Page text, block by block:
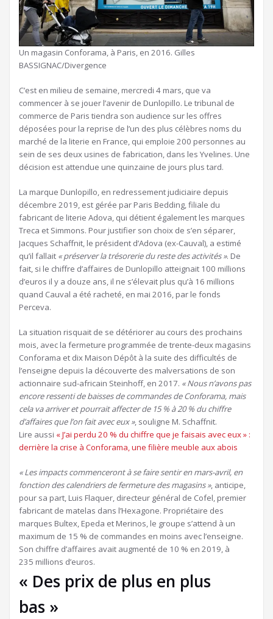
Un magasin Conforama, à Paris, en 2016. Gilles
BASSIGNAC/Divergence
C’est en milieu de semaine, mercredi 4 mars, que va
commencer à se jouer l’avenir de Dunlopillo. Le tribunal de
commerce de Paris tiendra son audience sur les offres
déposées pour la reprise de l’un des plus célèbres noms du
marché de la literie en France, qui emploie 200 personnes au
sein de ses deux usines de fabrication, dans les Yvelines. Une
décision est attendue une quinzaine de jours plus tard.
La marque Dunlopillo, en redressement judiciaire depuis
décembre 2019, est gérée par Paris Bedding, filiale du
fabricant de literie Adova, qui détient également les marques
Treca et Simmons. Pour justifier son choix de s’en séparer,
Jacques Schaffnit, le président d’Adova (ex-Cauval), a estimé
qu’il fallait « préserver la trésorerie du reste des activités ». De
fait, si le chiffre d’affaires de Dunlopillo atteignait 100 millions
d’euros il y a douze ans, il ne s’élevait plus qu’à 16 millions
quand Cauval a été racheté, en mai 2016, par le fonds
Perceva.
La situation risquait de se détériorer au cours des prochains
mois, avec la fermeture programmée de trente-deux magasins
Conforama et dix Maison Dépôt à la suite des difficultés de
l’enseigne depuis la découverte des malversations de son
actionnaire sud-africain Steinhoff, en 2017. « Nous n’avons pas
encore ressenti de baisses de commandes de Conforama, mais
cela va arriver et pourrait affecter de 15 % à 20 % du chiffre
d’affaires que l’on fait avec eux », souligne M. Schaffnit.
Article
réservé
nos
abonnés
Lire aussi « J’ai perdu 20 % du chiffre que je faisais avec eux » :
derrière la crise à Conforama, une filière meuble aux abois
« Les impacts commenceront à se faire sentir en mars-avril, en
fonction des calendriers de fermeture des magasins », anticipe,
pour sa part, Luis Flaquer, directeur général de Cofel, premier
fabricant de matelas dans l’Hexagone. Propriétaire des
marques Bultex, Epeda et Merinos, le groupe s’attend à un
maximum de 15 % de commandes en moins avec l’enseigne.
Son chiffre d’affaires avait augmenté de 10 % en 2019, à
235 millions d’euros.
« Des prix de plus en plus
bas »